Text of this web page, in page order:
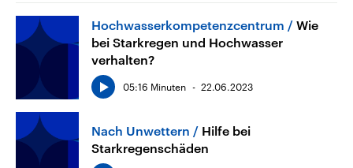
Hochwasserkompetenzcentrum
Wie
bei Starkregen und Hochwasser
verhalten?
05:16 Minuten 22.06.2023
Nach Unwettern
Hilfe bei
Starkregenschäden